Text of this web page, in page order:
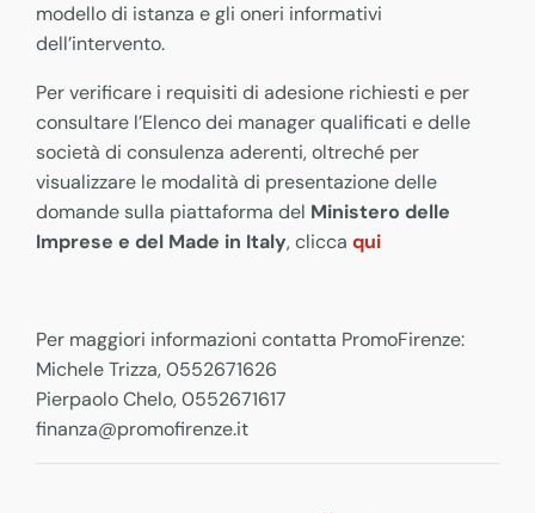
modello di istanza e gli oneri informativi
dell’intervento.
Per verificare i requisiti di adesione richiesti e per
consultare l’Elenco dei manager qualificati e delle
società di consulenza aderenti, oltreché per
visualizzare le modalità di presentazione delle
domande sulla piattaforma del Ministero delle
Imprese e del Made in Italy, clicca qui
Per maggiori informazioni contatta PromoFirenze:
Michele Trizza, 0552671626
Pierpaolo Chelo, 0552671617
finanza@promofirenze.it